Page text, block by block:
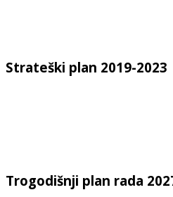
Strateški plan 2019-2023
Trogodišnji plan rada